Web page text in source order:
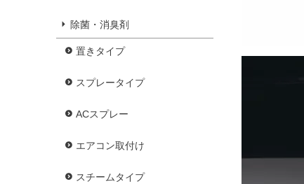
除菌・消臭剤
置きタイプ
スプレータイプ
ACスプレー
エアコン取付け
スチームタイプ